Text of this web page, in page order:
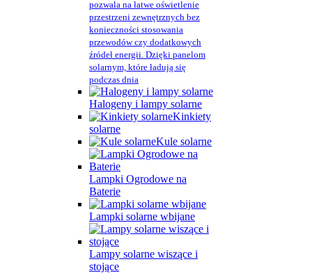
pozwala na łatwe oświetlenie
przestrzeni zewnętrznych bez
konieczności stosowania
przewodów czy dodatkowych
źródeł energii. Dzięki panelom
solarnym, które ładują się
podczas dnia
Halogeny i lampy solarne
Kinkiety
solarne
Kule solarne
Lampki Ogrodowe na
Baterie
Lampki solarne wbijane
Lampy solarne wiszące i
stojące